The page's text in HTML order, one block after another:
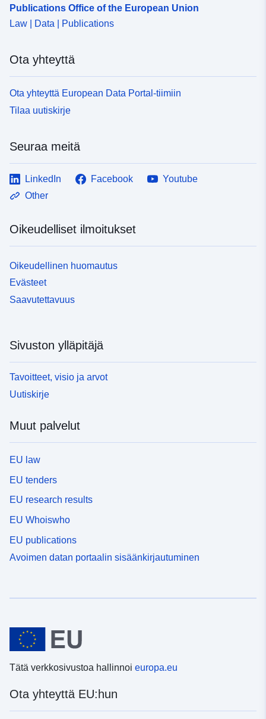
Publications Office of the European Union
Law | Data | Publications
Ota yhteyttä
Ota yhteyttä European Data Portal-tiimiin
Tilaa uutiskirje
Seuraa meitä
LinkedIn Facebook
Youtube
Other
Oikeudelliset ilmoitukset
Oikeudellinen huomautus
Evästeet
Saavutettavuus
Sivuston ylläpitäjä
Tavoitteet, visio ja arvot
Uutiskirje
Muut palvelut
EU law
EU tenders
EU research results
EU Whoiswho
EU publications
Avoimen datan portaalin sisäänkirjautuminen
Tätä verkkosivustoa hallinnoi europa.eu
Ota yhteyttä EU:hun